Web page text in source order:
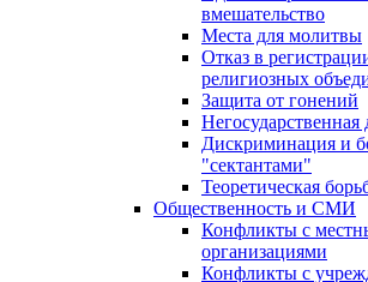
вмешательство
Места для молитвы
Отказ в
религиозных
Защита от гонений
Дискриминация и
"сектантами"
Теоретическая
Общественность и СМИ
Конфликты с
организациями
Конфликты с